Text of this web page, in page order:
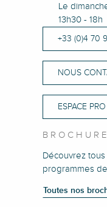
Le
13h30 - 18h
+33 (0)4 70
NOUS
ESPACE PRO
Découvrez
programmes
Toutes nos